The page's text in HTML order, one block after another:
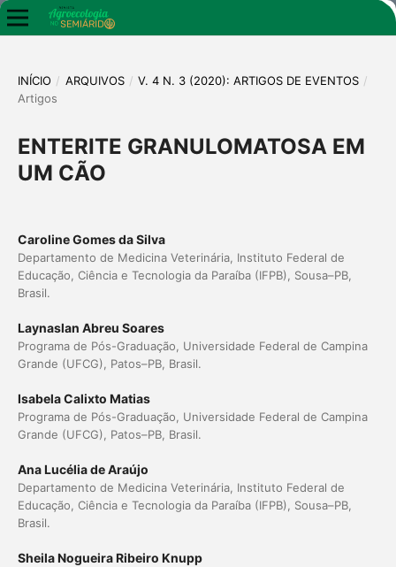
INÍCIO / ARQUIVOS / V. 4 N. 3 (2020): ARTIGOS DE EVENTOS /
Artigos
ENTERITE GRANULOMATOSA EM
UM CÃO
Caroline Gomes da Silva
Departamento de Medicina Veterinária, Instituto Federal de
Educação, Ciência e Tecnologia da Paraíba (IFPB), Sousa–PB,
Brasil.
Laynaslan Abreu Soares
Programa de Pós-Graduação, Universidade Federal de Campina
Grande (UFCG), Patos–PB, Brasil.
Isabela Calixto Matias
Programa de Pós-Graduação, Universidade Federal de Campina
Grande (UFCG), Patos–PB, Brasil.
Ana Lucélia de Araújo
Departamento de Medicina Veterinária, Instituto Federal de
Educação, Ciência e Tecnologia da Paraíba (IFPB), Sousa–PB,
Brasil.
Sheila Nogueira Ribeiro Knupp